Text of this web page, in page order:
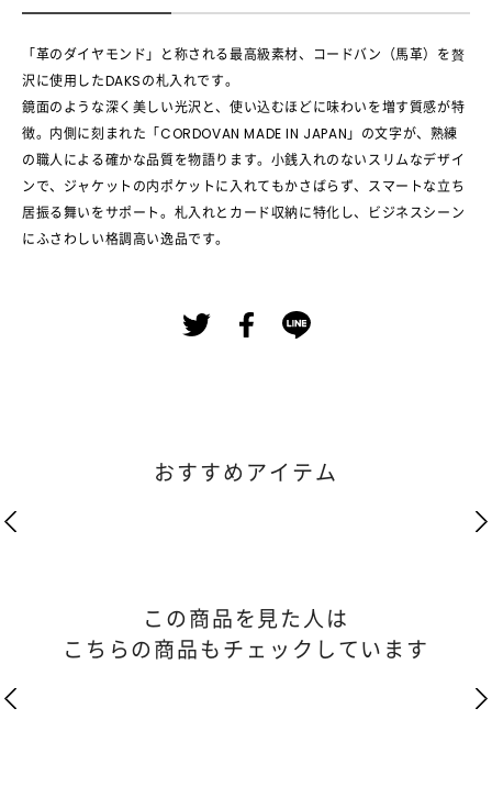
「革のダイヤモンド」と称される最高級素材、コードバン（馬革）を贅
沢に使用したDAKSの札入れです。
鏡面のような深く美しい光沢と、使い込むほどに味わいを増す質感が特
徴。内側に刻まれた「CORDOVAN MADE IN JAPAN」の文字が、熟練
の職人による確かな品質を物語ります。小銭入れのないスリムなデザイ
ンで、ジャケットの内ポケットに入れてもかさばらず、スマートな立ち
居振る舞いをサポート。札入れとカード収納に特化し、ビジネスシーン
にふさわしい格調高い逸品です。
おすすめアイテム
この商品を見た人は
こちらの商品もチェックしています